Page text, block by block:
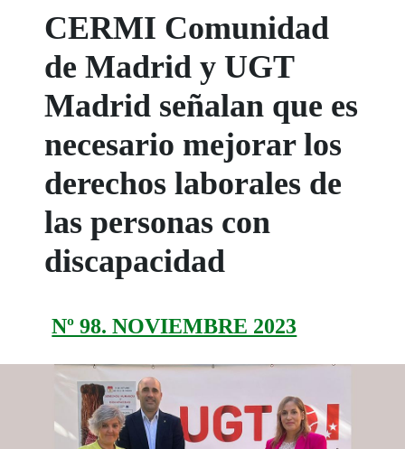
CERMI Comunidad
de Madrid y UGT
Madrid señalan que es
necesario mejorar los
derechos laborales de
las personas con
discapacidad
Nº 98. NOVIEMBRE 2023